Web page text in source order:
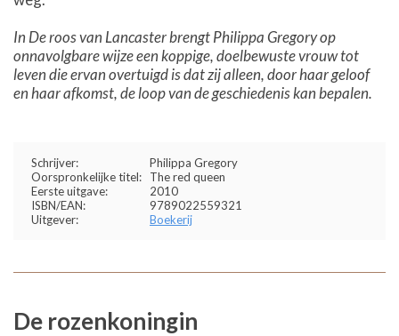
In De roos van Lancaster brengt Philippa Gregory op
onnavolgbare wijze een koppige, doelbewuste vrouw tot
leven die ervan overtuigd is dat zij alleen, door haar geloof
en haar afkomst, de loop van de geschiedenis kan bepalen.
Schrijver:
Philippa Gregory
Oorspronkelijke titel:
The red queen
Eerste uitgave:
2010
ISBN/EAN:
9789022559321
Uitgever:
Boekerij
De rozenkoningin